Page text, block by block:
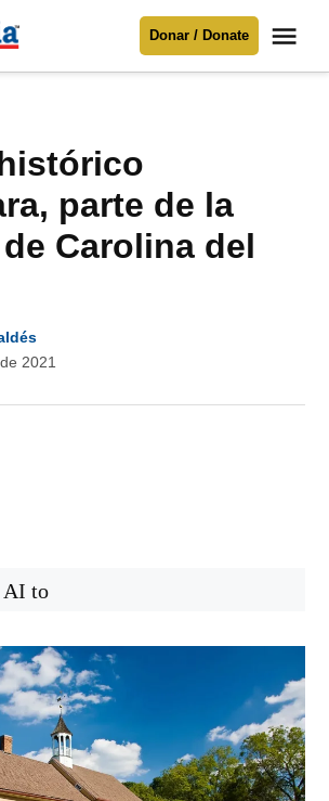
informado necesitamos
Donar
Noticia
Donar / Donate
parte de la
Carolina del
2021
AI to